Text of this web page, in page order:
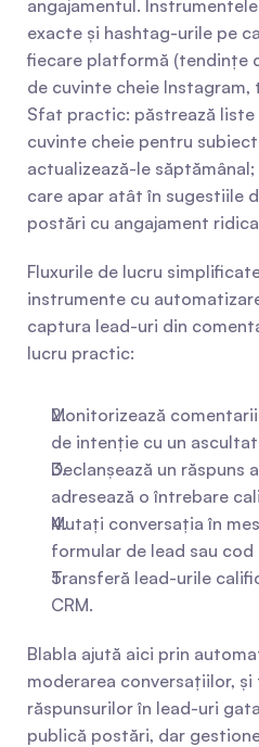
angajamentul.
exacte și hashtag-urile pe
fiecare platformă (tendințe
de cuvinte cheie Instagram,
Sfat practic: păstrează
cuvinte cheie pentru
actualizează-le
care apar atât în sugestiile
postări cu angajament
Fluxurile de lucru
instrumente cu
captura lead-uri din
lucru practic:
Monitorizează
de intenție cu un
Declanșează un răspuns
adresează o întrebare
Mutați conversația în
formular de lead sau cod
Transferă lead-urile
CRM.
Blabla ajută aici prin
moderarea conversațiilor,
răspunsurilor în lead-uri
publică postări, dar